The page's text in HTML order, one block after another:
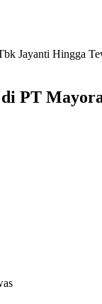
Jayanti Hingga
PT